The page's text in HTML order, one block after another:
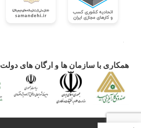
همکاری با سازمان ها و ارگان های دولت